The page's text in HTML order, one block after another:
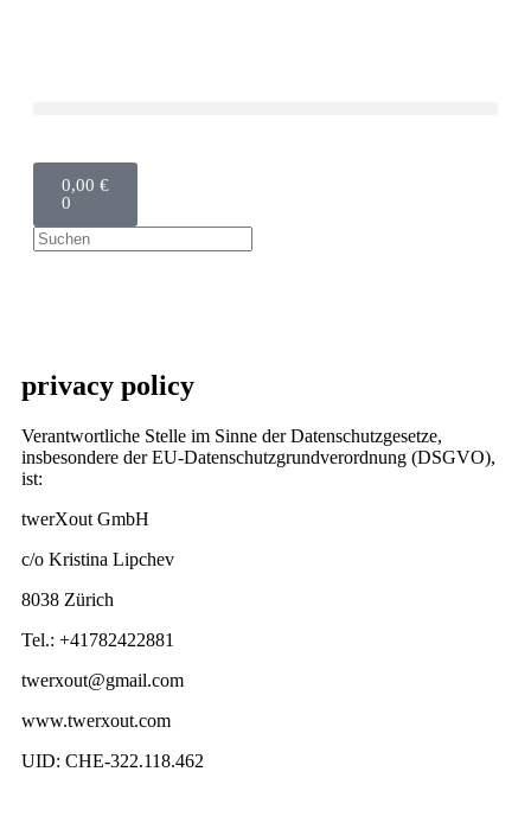
0,00 €
0
privacy policy
Verantwortliche Stelle im Sinne der Datenschutzgesetze,
insbesondere der EU-Datenschutzgrundverordnung (DSGVO),
ist:
twerXout GmbH
c/o Kristina Lipchev
8038 Zürich
Tel.: +41782422881
twerxout@gmail.com
www.twerxout.com ‎
UID: CHE-322.118.462